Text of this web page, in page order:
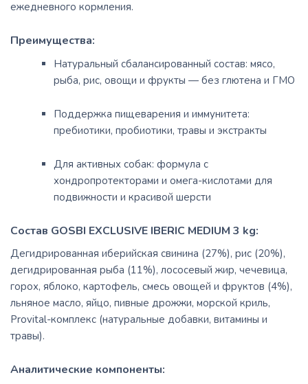
ежедневного кормления.
Преимущества:
Натуральный сбалансированный состав: мясо,
рыба, рис, овощи и фрукты — без глютена и ГМО
Поддержка пищеварения и иммунитета:
пребиотики, пробиотики, травы и экстракты
Для активных собак: формула с
хондропротекторами и омега-кислотами для
подвижности и красивой шерсти
Состав GOSBI EXCLUSIVE IBERIC MEDIUM 3 kg:
Дегидрированная иберийская свинина (27%), рис (20%),
дегидрированная рыба (11%), лососевый жир, чечевица,
горох, яблоко, картофель, смесь овощей и фруктов (4%),
льняное масло, яйцо, пивные дрожжи, морской криль,
Provital-комплекс (натуральные добавки, витамины и
травы).
Аналитические компоненты: